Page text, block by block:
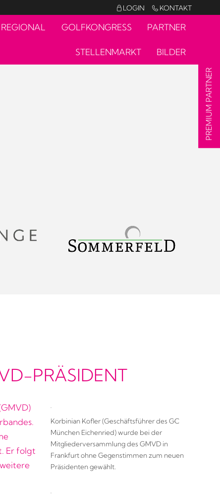
 LOGIN  KONTAKT
REGIONAL GOLFKONGRESS PARTNER
STELLENMARKT BILDER
PRÄSIDENT
Er folgt
Korbinian Kofler (Geschäftsführer des GC
München Eichenried) wurde bei der
Mitgliederversammlung des GMVD in
Frankfurt ohne Gegenstimmen zum neuen
Präsidenten gewählt.
PREMIUM PARTNER